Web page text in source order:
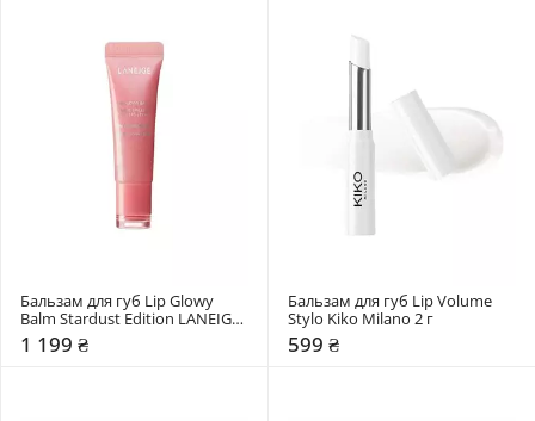
Бальзам для губ Lip Glowy
Balm Stardust Edition LANEIGE
10 г
1 199 ₴
Бальзам для губ Lip Volume
Stylo Kiko Milano 2 г
599 ₴